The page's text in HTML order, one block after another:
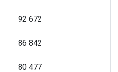
92 672
86 842
80 477